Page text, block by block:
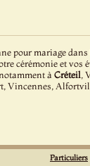
pour mariage
cérémonie et vos
à Créteil ,
Vincennes,
Particuliers